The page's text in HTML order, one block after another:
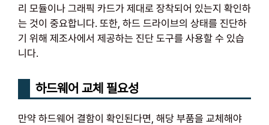
리 모듈이나 그래픽 카드가 제대로 장착되어 있는지 확인하
는 것이 중요합니다. 또한, 하드 드라이브의 상태를 진단하
기 위해 제조사에서 제공하는 진단 도구를 사용할 수 있습
니다.
하드웨어 교체 필요성
만약 하드웨어 결함이 확인된다면, 해당 부품을 교체해야